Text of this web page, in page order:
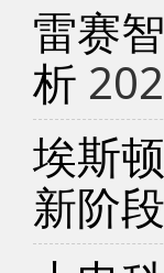
雷赛
析
埃斯
新阶段